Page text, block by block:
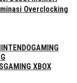
Overclocking
GAMING
GAMING XBOX